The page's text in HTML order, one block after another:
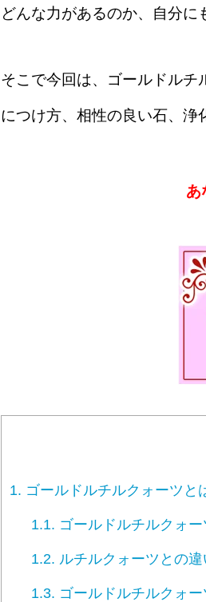
どんな力があるのか、自分に
そこで今回は、ゴールドルチ
につけ方、相性の良い石、浄
あ
1. ゴールドルチルクォーツと
1.1. ゴールドルチルクォ
1.2. ルチルクォーツとの違
1.3. ゴールドルチルクォ